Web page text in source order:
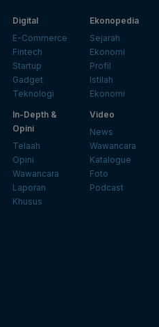
Digital
E-Commerce
Fintech
Startup
Gadget
Teknologi
Ekonopedia
Sejarah
Ekonomi
Profil
Istilah
Ekonomi
In-Depth &
Opini
Telaah
Opini
Wawancara
Laporan
Khusus
Video
News
Wawancara
Katalogue
Foto
Podcast